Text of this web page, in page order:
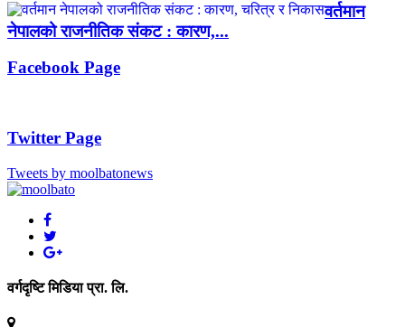
वर्तमान
नेपालको राजनीतिक संकट : कारण,...
Facebook Page
Twitter Page
Tweets by moolbatonews
वर्गदृष्टि मिडिया प्रा. लि.